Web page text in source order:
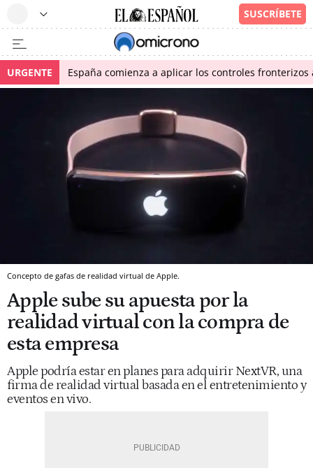
URGENTE España comienza a aplicar los controles
Concepto de gafas de realidad virtual de Apple.
Apple sube su apuesta por la
realidad virtual con la compra de
esta empresa
Apple podría estar en planes para adquirir NextVR, una
firma de realidad virtual basada en el entretenimiento y
eventos en vivo.